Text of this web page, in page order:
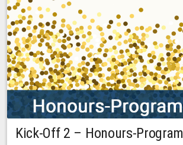
Kick-Off 2 – Honours-